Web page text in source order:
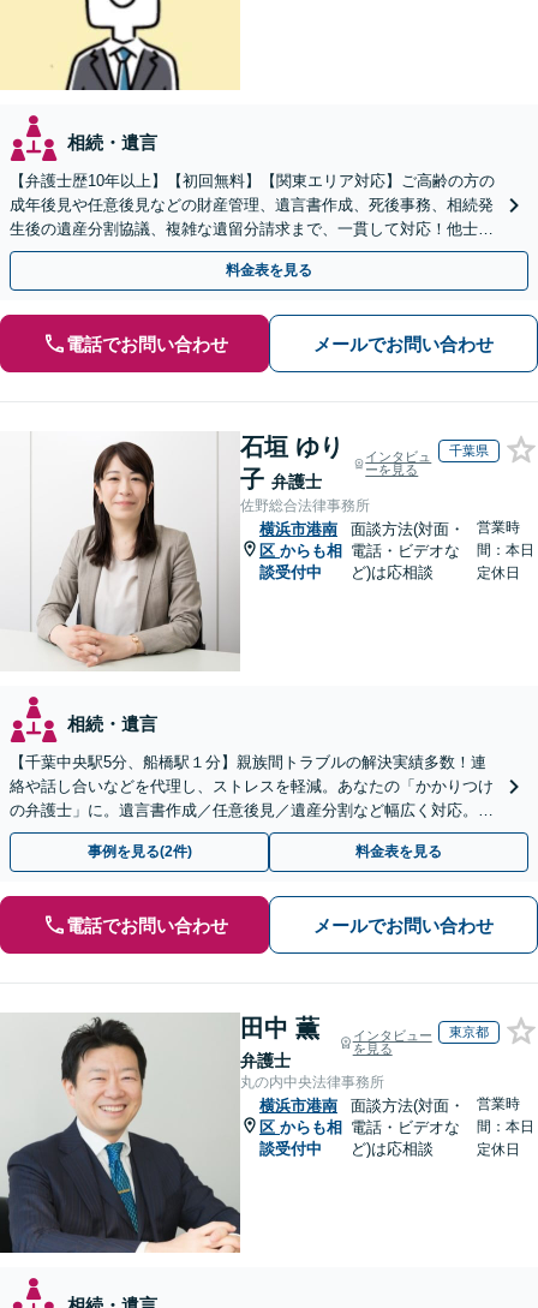
相続・遺言
【弁護士歴10年以上】【初回無料】【関東エリア対応】ご高齢の方の
成年後見や任意後見などの財産管理、遺言書作成、死後事務、相続発
生後の遺産分割協議、複雑な遺留分請求まで、一貫して対応！他士業
との連携力を活かした最適解の追求【WEB面談対応】
料金表を見る
電話でお問い合わせ メールでお問い合わせ
石垣 ゆり
子 弁護士
インタビュ
ーを見る
千葉県
佐野総合法律事務所
横浜市港南
区 からも相
談受付中
面談方法(対面・
電話・ビデオな
ど)は応相談
営業時
間：本日
定休日
相続・遺言
【千葉中央駅5分、船橋駅１分】親族間トラブルの解決実績多数！連
絡や話し合いなどを代理し、ストレスを軽減。あなたの「かかりつけ
の弁護士」に。遺言書作成／任意後見／遺産分割など幅広く対応。お
気軽にご相談ください！【初回来所相談30分無料】
事例を見る(2件) 料金表を見る
電話でお問い合わせ メールでお問い合わせ
田中 薫
弁護士
インタビュー
を見る
東京都
丸の内中央法律事務所
横浜市港南
区 からも相
談受付中
面談方法(対面・
電話・ビデオな
ど)は応相談
営業時
間：本日
定休日